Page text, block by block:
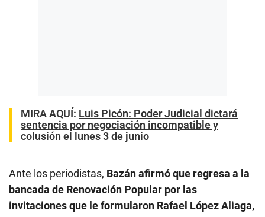
MIRA AQUÍ: Luis Picón: Poder Judicial dictará
sentencia por negociación incompatible y
colusión el lunes 3 de junio
Ante los periodistas, Bazán afirmó que regresa a la
bancada de Renovación Popular por las
invitaciones que le formularon Rafael López Aliaga,